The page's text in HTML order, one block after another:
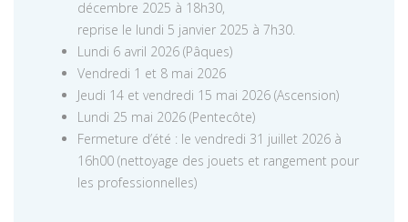
décembre 2025 à 18h30,
reprise le lundi 5 janvier 2025 à 7h30.
Lundi 6 avril 2026 (Pâques)
Vendredi 1 et 8 mai 2026
Jeudi 14 et vendredi 15 mai 2026 (Ascension)
Lundi 25 mai 2026 (Pentecôte)
Fermeture d’été : le vendredi 31 juillet 2026 à
16h00 (nettoyage des jouets et rangement pour
les professionnelles)